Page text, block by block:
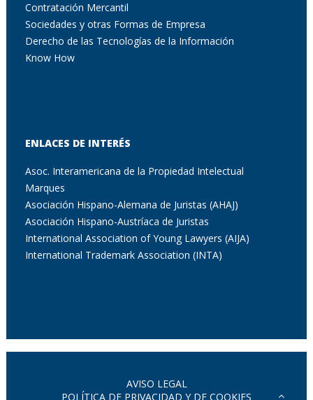
Contratación Mercantil
Sociedades y otras Formas de Empresa
Derecho de las Tecnologías de la Información
Know How
ENLACES DE INTERÉS
Asoc. Interamericana de la Propiedad Intelectual
Marques
Asociación Hispano-Alemana de Juristas (AHAJ)
Asociación Hispano-Austríaca de Juristas
International Association of Young Lawyers (AIJA)
International Trademark Association (INTA)
AVISO LEGAL
POLÍTICA DE PRIVACIDAD Y DE COOKIES